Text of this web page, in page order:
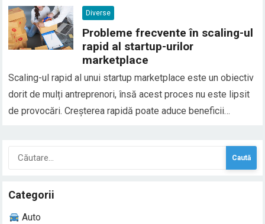
șerpii în vis sunt asociați cu transformarea, frica, trădarea
sau conflictele interioare, dar…
Diverse
Probleme frecvente în scaling-ul
rapid al startup-urilor
marketplace
Scaling-ul rapid al unui startup marketplace este un obiectiv
dorit de mulți antreprenori, însă acest proces nu este lipsit
de provocări. Creșterea rapidă poate aduce beneficii
venituri mai mari, dar și riscuri asociate cu complexitatea
gestionării unei afaceri care…
Caută
Categorii
Auto